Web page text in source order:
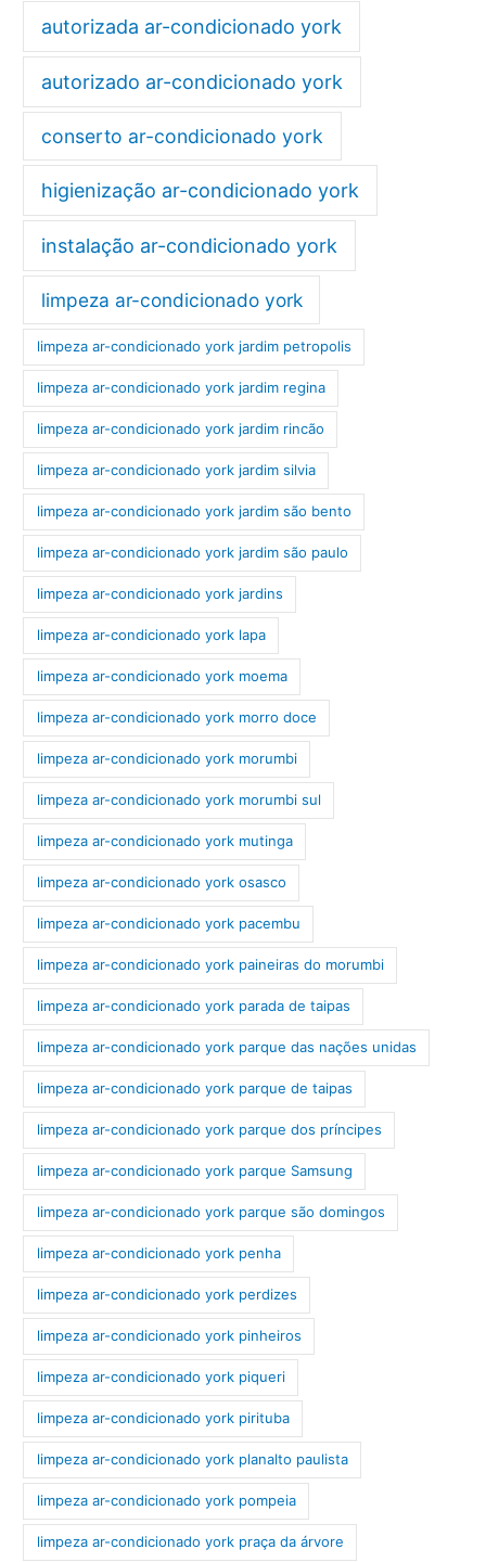
autorizada ar-condicionado york
autorizado ar-condicionado york
conserto ar-condicionado york
higienização ar-condicionado york
instalação ar-condicionado york
limpeza ar-condicionado york
limpeza ar-condicionado york jardim petropolis
limpeza ar-condicionado york jardim regina
limpeza ar-condicionado york jardim rincão
limpeza ar-condicionado york jardim silvia
limpeza ar-condicionado york jardim são bento
limpeza ar-condicionado york jardim são paulo
limpeza ar-condicionado york jardins
limpeza ar-condicionado york lapa
limpeza ar-condicionado york moema
limpeza ar-condicionado york morro doce
limpeza ar-condicionado york morumbi
limpeza ar-condicionado york morumbi sul
limpeza ar-condicionado york mutinga
limpeza ar-condicionado york osasco
limpeza ar-condicionado york pacembu
limpeza ar-condicionado york paineiras do morumbi
limpeza ar-condicionado york parada de taipas
limpeza ar-condicionado york parque das nações unidas
limpeza ar-condicionado york parque de taipas
limpeza ar-condicionado york parque dos príncipes
limpeza ar-condicionado york parque Samsung
limpeza ar-condicionado york parque são domingos
limpeza ar-condicionado york penha
limpeza ar-condicionado york perdizes
limpeza ar-condicionado york pinheiros
limpeza ar-condicionado york piqueri
limpeza ar-condicionado york pirituba
limpeza ar-condicionado york planalto paulista
limpeza ar-condicionado york pompeia
limpeza ar-condicionado york praça da árvore